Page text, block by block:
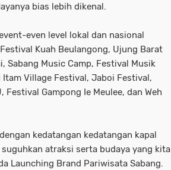
bias lebih dikenal.
even level lokal dan nasional
Kuah Beulangong, Ujung Barat
Sabang Music Camp, Festival Musik
Village Festival, Jaboi Festival,
Festival Gampong Ie Meulee, dan Weh
kedatangan kedatangan kapal
atraksi serta budaya yang kita
Launching Brand Pariwisata Sabang.